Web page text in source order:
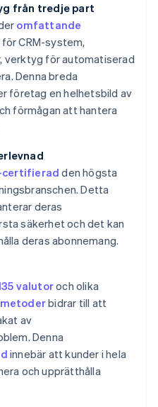
från tredje part
omfattande
för CRM-system,
verktyg för automatiserad
Denna breda
företag en helhetsbild av
förmågan att hantera
certifieradden högsta
Detta
deras
säkerhet och det kan
deras abonnemang.
valutoroch olika
bidrar till att
av
Denna
innebär att kunder i hela
och upprätthålla